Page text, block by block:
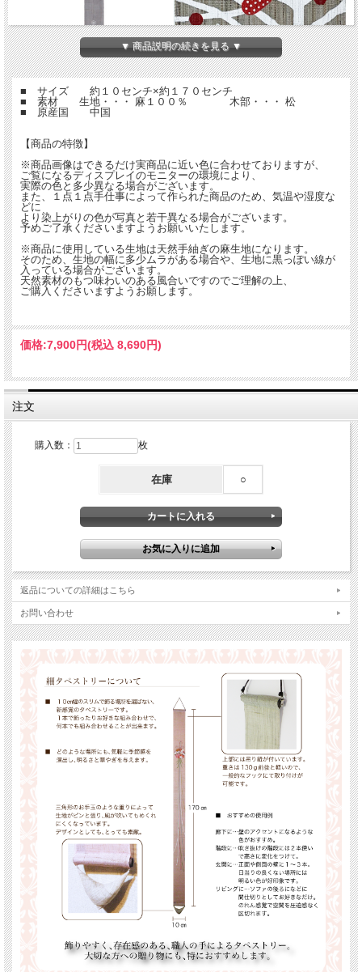
▼ 商品説明の続きを見る ▼
■ サイズ 約１０センチ×約１７０センチ
■ 素材 生地・・・ 麻１００％ 木部・・・ 松
■ 原産国 中国
【商品の特徴】
※商品画像はできるだけ実商品に近い色に合わせておりますが、
ご覧になるディスプレイのモニターの環境により、
実際の色と多少異なる場合がございます。
また、１点１点手仕事によって作られた商品のため、気温や湿度な
どに
より染上がりの色が写真と若干異なる場合がございます。
予めご了承くださいますようお願いいたします。
※商品に使用している生地は天然手紬ぎの麻生地になります。
そのため、生地の幅に多少ムラがある場合や、生地に黒っぽい線が
入っている場合がございます。
天然素材のもつ味わいのある風合いですのでご理解の上、
ご購入くださいますようお願します。
価格:7,900円(税込 8,690円)
注文
購入数： 枚
在庫 ○
返品についての詳細はこちら
お問い合わせ